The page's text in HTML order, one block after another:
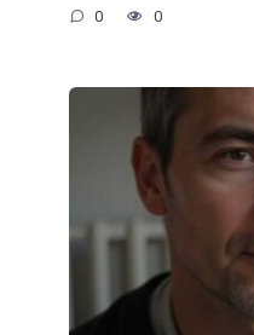
0 0